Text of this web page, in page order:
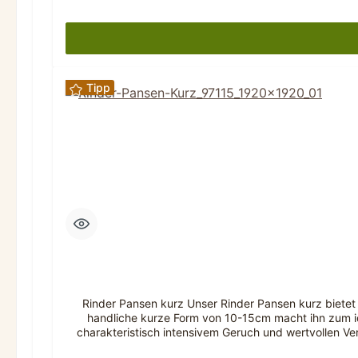
Konservierungsstoffe oder künstliche
Belohnungssnack: Gut für TrainingBeschreibung:
Snack Zusammensetzung: Hühner-Fleisch
Fleisch-Brocken machen sie zur idealen Belohnung
stellt ein Einzelfuttermittel für Hunde dar. Bitte
Tipp
Rinder Pansen kurz Unser Rinder Pansen kurz
handliche kurze Form von 10-15cm macht ihn
charakteristisch intensivem Geruch und wertvollen
behält seine charakteristische Struktur des